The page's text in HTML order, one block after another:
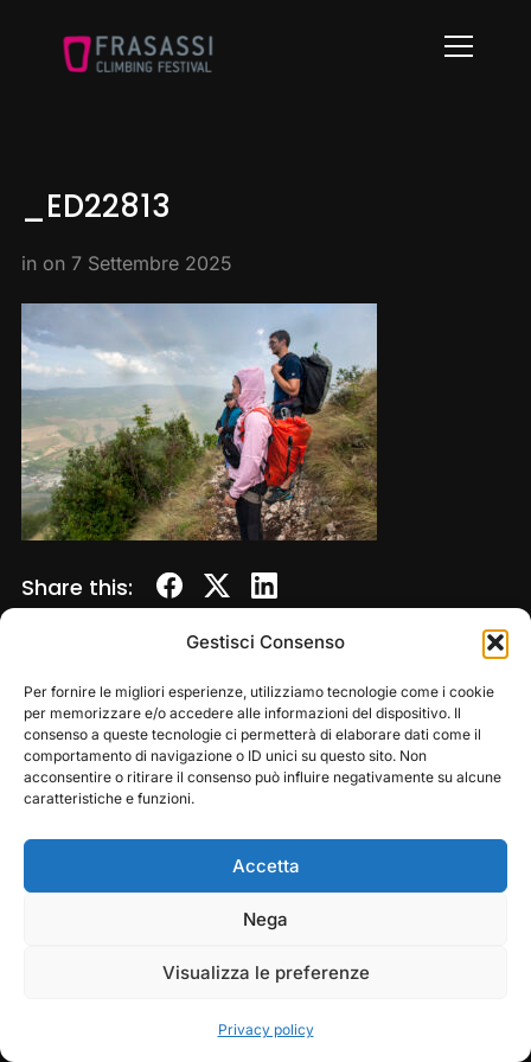
Gestisci Consenso
Per fornire le migliori esperienze, utilizziamo tecnologie come i cookie
per memorizzare e/o accedere alle informazioni del dispositivo. Il
consenso a queste tecnologie ci permetterà di elaborare dati come il
comportamento di navigazione o ID unici su questo sito. Non
acconsentire o ritirare il consenso può influire negativamente su alcune
caratteristiche e funzioni.
Accetta
Nega
Visualizza le preferenze
Privacy policy
Info
_ED22813
in on 7 Settembre 2025
Share this:
Copyright © 2026 — Frasassi Climbing Festival. All
Rights Reserved